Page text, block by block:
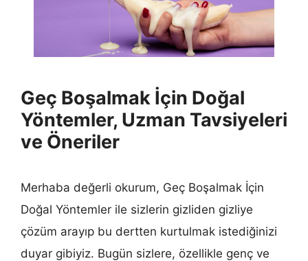
Geç Boşalmak İçin Doğal
Yöntemler, Uzman Tavsiyeleri
ve Öneriler
Merhaba değerli okurum, Geç Boşalmak İçin
Doğal Yöntemler ile sizlerin gizliden gizliye
çözüm arayıp bu dertten kurtulmak istediğinizi
duyar gibiyiz. Bugün sizlere, özellikle genç ve